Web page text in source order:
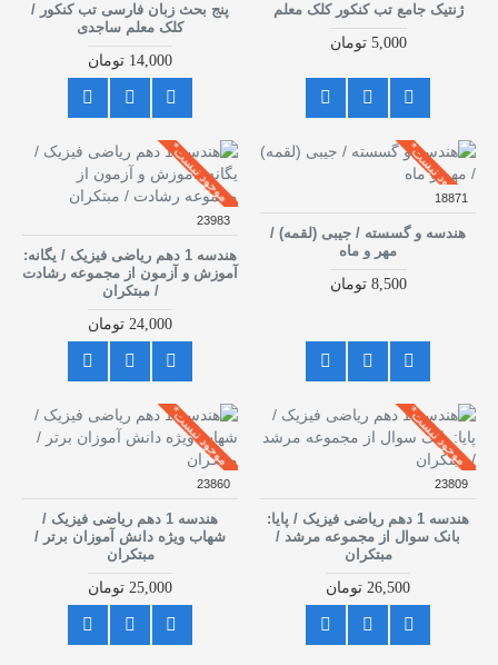
ژنتیک جامع تب کنکور کلک معلم
5,000 تومان
پنج بحث زبان فارسی تب کنکور /
کلک معلم ساجدی
14,000 تومان
موجود نیست*
18871
هندسه و گسسته / جیبی (لقمه) /
مهر و ماه
8,500 تومان
موجود نیست*
23983
هندسه 1 دهم ریاضی فیزیک / یگانه:
آموزش و آزمون از مجموعه رشادت
/ مبتکران
24,000 تومان
موجود نیست*
23809
هندسه 1 دهم ریاضی فیزیک / پایا:
بانک سوال از مجموعه مرشد /
مبتکران
26,500 تومان
موجود نیست*
23860
هندسه 1 دهم ریاضی فیزیک /
شهاب ویژه دانش آموزان برتر /
مبتکران
25,000 تومان